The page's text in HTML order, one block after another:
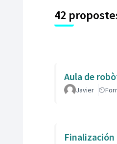
42
Aula de
Javier
Finalización